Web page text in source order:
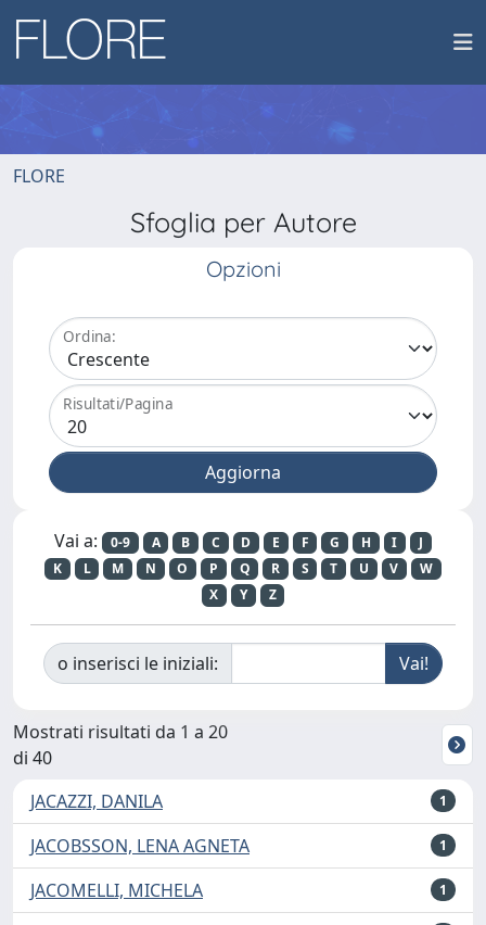
FLORE
Sfoglia per Autore
Opzioni
Ordina:
Risultati/Pagina
Vai a: 0-9 A B C D E F G H I
J
K
L M N O P Q R S T U V
W
X
Y Z
o inserisci le iniziali:
Mostrati risultati da 1 a 20
di 40
JACAZZI, DANILA
1
JACOBSSON, LENA AGNETA 1
JACOMELLI, MICHELA 1